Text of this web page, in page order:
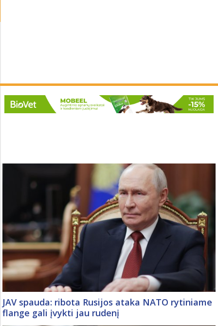
JAV spauda: ribota Rusijos ataka NATO rytiniame
flange gali įvykti jau rudenį